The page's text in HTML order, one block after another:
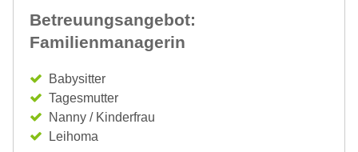
Betreuungsangebot:
Familienmanagerin
Babysitter
Tagesmutter
Nanny / Kinderfrau
Leihoma